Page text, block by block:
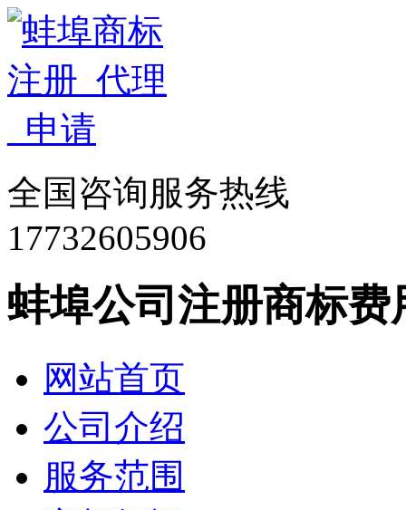
全国咨询服务热线
17732605906
蚌埠公司注册商标费
网站首页
公司介绍
服务范围